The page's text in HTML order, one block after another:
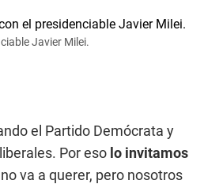
Javier Milei.
el Partido Demócrata y
Por eso lo invitamos
va a querer, pero nosotros